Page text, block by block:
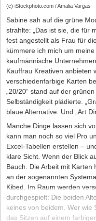
(c) iStockphoto.com / Amalia Vargas
Sabine sah auf die grüne
strahlte: „Das ist sie, die für
fest angestellt als Frau für
kümmere ich mich um
kaufmännische
Kauffrau Kreativen anbieten
verschiedenfarbige Karten
„20/20“ stand auf der
Selbständigkeit plädierte.
blaue Alternative. Und „Art
Manche Dinge lassen sich
kann man noch so viel Pro
Excel-Tabellen erstellen –
klare Sicht. Wenn der Blick
Bauch. Die Arbeit mit
an der sogenannten
Kibed. Im Raum werden
durchgespielt: Die beiden
keines von beidem. Wer wie
das Sitzen auf einem